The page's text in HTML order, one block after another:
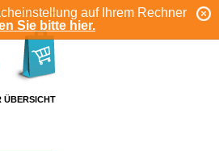
auf Ihrem Rechner
Sie bitte hier.
KONTO
ÜBERSICHT